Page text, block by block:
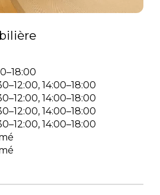
14:00–18:00
14:00–18:00
14:00–18:00
14:00–18:00